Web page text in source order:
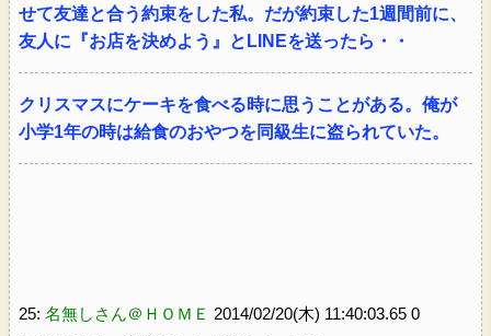
せて友達と合う約束をした私。だが約束した1週間前に、
友人に『お店を決めよう』とLINEを送ったら・・
クリスマスにケーキを食べる時に思うことがある。俺が
小学1年の時は給食のおやつを同級生に盗られていた。
25: 名無しさん＠ＨＯＭＥ 2014/02/20(木) 11:40:03.65 0